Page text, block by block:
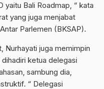
yaitu Bali Roadmap, “ kata
yang juga menjabat
Parlemen (BKSAP).
Nurhayati juga memimpin
ketua delegasi
sambung dia,
“ Delegasi